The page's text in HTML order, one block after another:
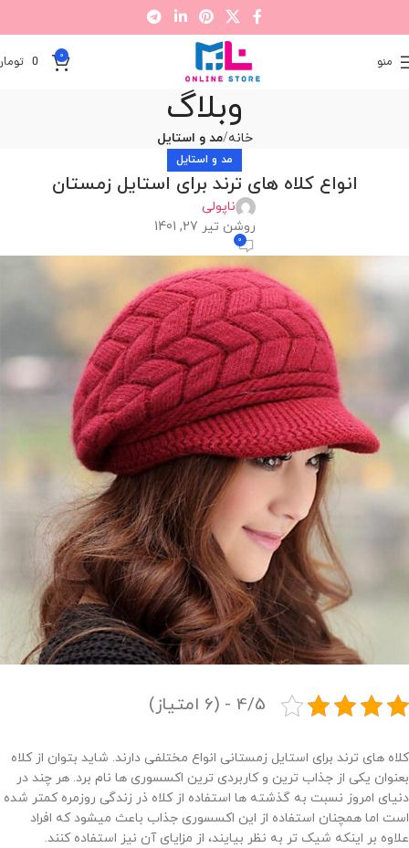
منو 0
0
وبلاگ
خانه مد و استایل
مد و استایل
انواع کلاه های ترند برای استایل زمستان
ناپولی
روشن تیر 27, 1401
0
4/5 - (6 امتیاز)
کلاه های ترند برای استایل زمستانی انواع مختلفی دارند. شاید بتوان از کلاه
بعنوان یکی از جذاب ترین و کاربردی ترین اکسسوری ها نام برد. هر چند در
دنیای امروز نسبت به گذشته ها استفاده از کلاه ذر زندگی روزمره کمتر شده
است اما همچنان استفاده از این اکسسوری جذاب باعث میشود که افراد
علاوه بر اینکه شیک تر به نظر بیایند، از مزایای آن نیز استفاده کنند.